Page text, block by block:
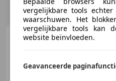
vergelijkbare tools
waarschuwen. Het
vergelijkbare tools kan
website beïnvloeden.
Geavanceerde